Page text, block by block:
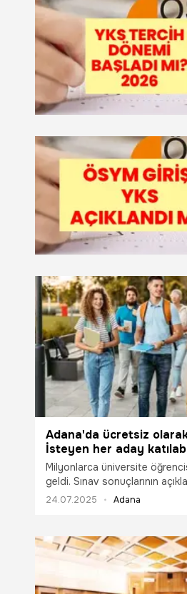
Adana'da ücretsiz
İsteyen her aday
Milyonlarca üniversite
geldi. Sınav sonuçlarının
tercih dönemi başlıyor.
24.07.2025 Adana